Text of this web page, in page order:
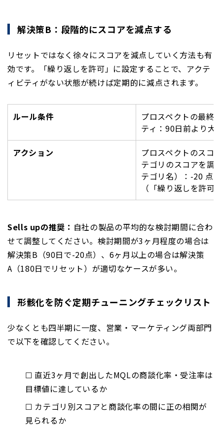
解決策B：段階的にスコアを減点する
リセットではなく徐々にスコアを減点していく方法も有
効です。「繰り返しを許可」に設定することで、アクテ
ィビティがない状態が続けば定期的に減点されます。
ルール条件
プロスペクトの最終
ティ：90日前より大
アクション
プロスペクトのスコ
テゴリのスコアを調
テゴリ名）：-20 点
（「繰り返しを許可
Sells upの推奨： 自社の製品の平均的な検討期間に合わ
せて調整してください。検討期間が3ヶ月程度の場合は
解決策B（90日で-20点）、6ヶ月以上の場合は解決策
A（180日でリセット）が適切なケースが多い。
形骸化を防ぐ定期チューニングチェックリスト
少なくとも四半期に一度、営業・マーケティング両部門
で以下を確認してください。
☐ 直近3ヶ月で創出したMQLの商談化率・受注率は
目標値に達しているか
☐ カテゴリ別スコアと商談化率の間に正の相関が
見られるか